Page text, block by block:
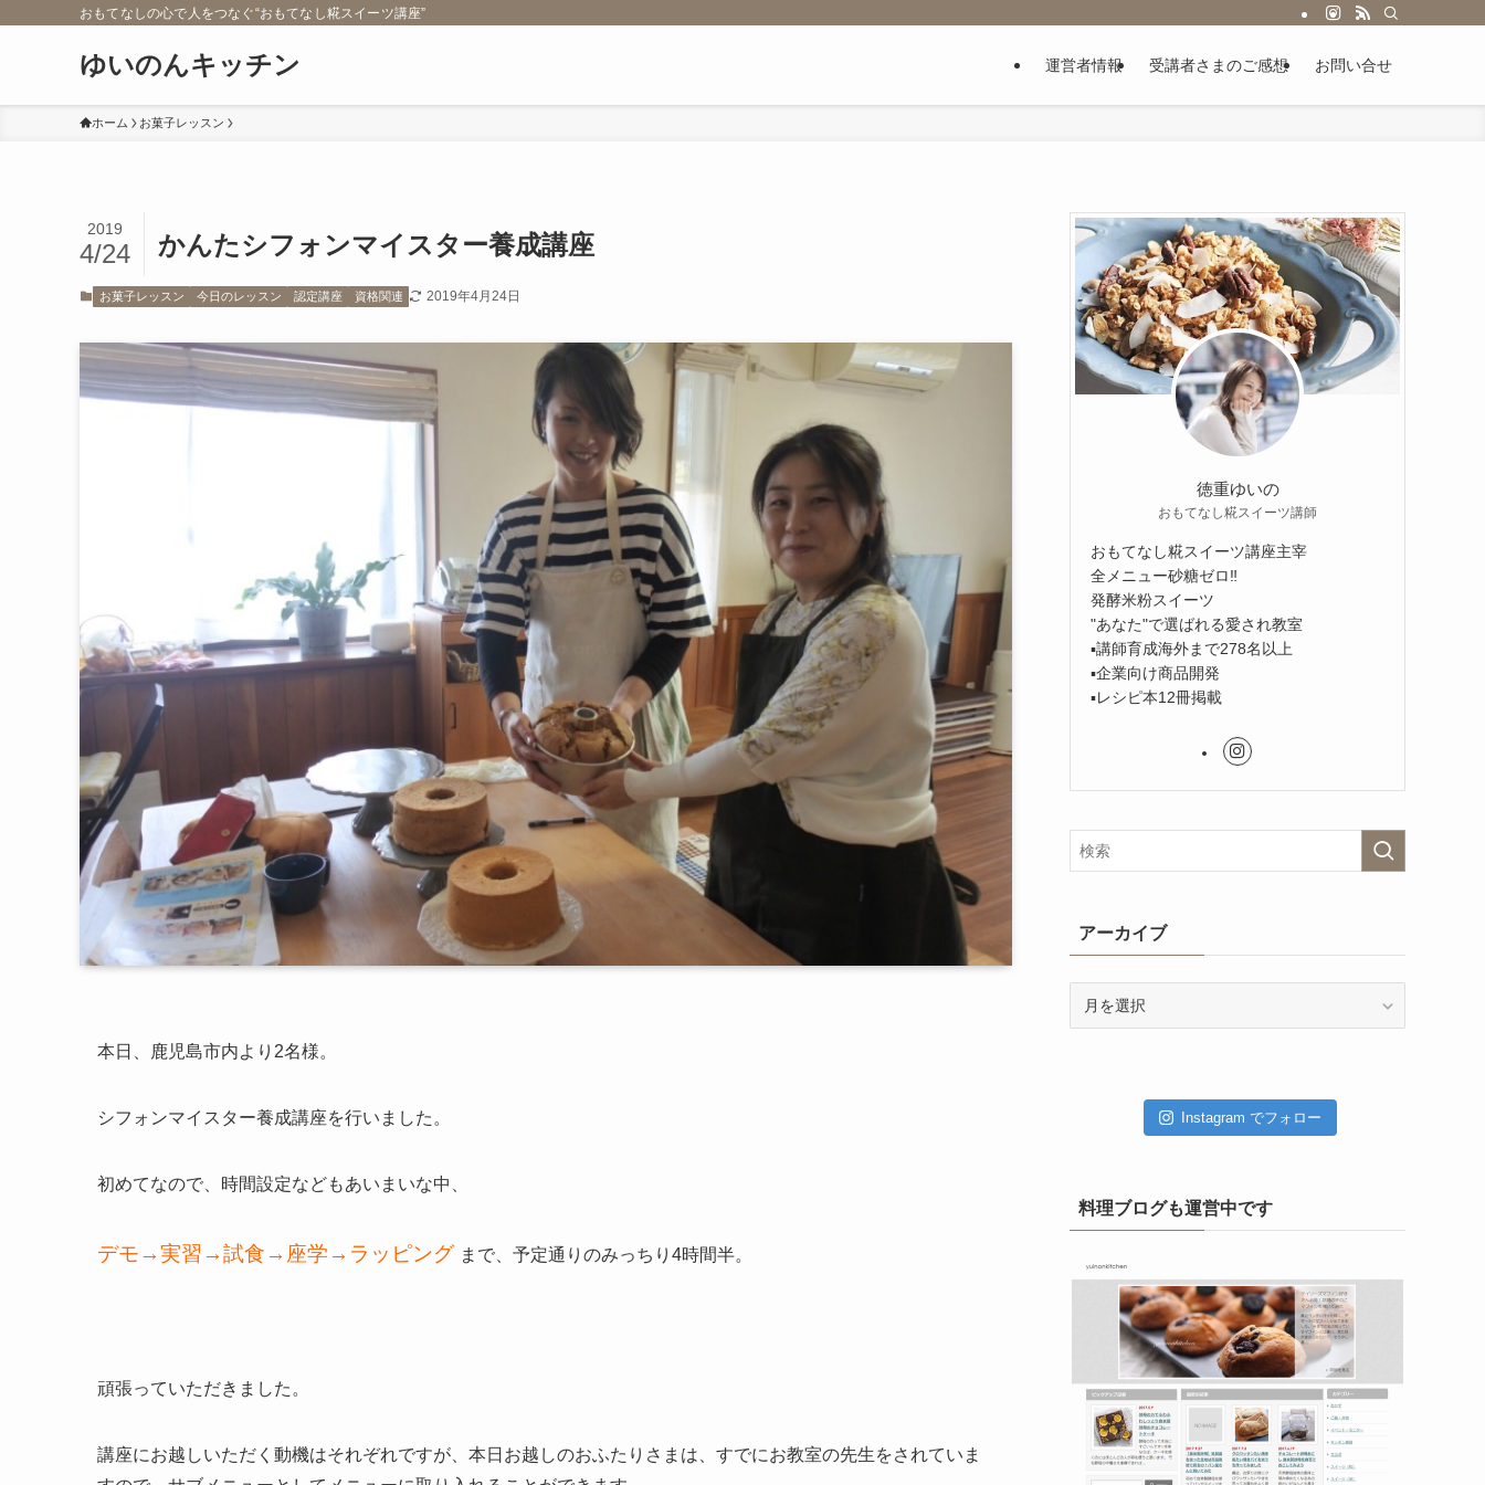
おもてなしの心で人をつなぐ“おもてなし糀スイーツ講座”
ゆいのんキッチン 運営者情報 受講者さまのご感想 お問い合せ
ホーム お菓子レッスン
かんたシフォンマイスター養成講座
2019
4/24
お菓子レッスン 今日のレッスン 認定講座 資格関連 2019年4月24日
本日、鹿児島市内より2名様。
シフォンマイスター養成講座を行いました。
初めてなので、時間設定などもあいまいな中、
デモ→実習→試食→座学→ラッピング まで、予定通りのみっちり4時間半。
頑張っていただきました。
講座にお越しいただく動機はそれぞれですが、本日お越しのおふたりさまは、すでにお教室の先生をされていま
徳重ゆいの
おもてなし糀スイーツ講師
おもてなし糀スイーツ講座主宰
全メニュー砂糖ゼロ‼︎
発酵米粉スイーツ
"あなた"で選ばれる愛され教室
▪︎講師育成海外まで278名以上
▪︎企業向け商品開発
▪︎レシピ本12冊掲載
アーカイブ
Instagram でフォロー
料理ブログも運営中です